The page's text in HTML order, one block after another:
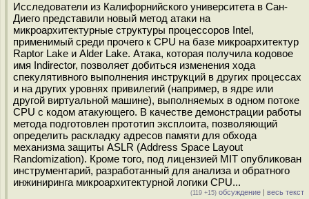
Исследователи из Калифорнийского университета в Сан-
Диего представили новый метод атаки на
микроархитектурные структуры процессоров Intel,
применимый среди прочего к CPU на базе микроархитектур
Raptor Lake и Alder Lake. Атака, которая получила кодовое
имя Indirector, позволяет добиться изменения хода
спекулятивного выполнения инструкций в других процессах
и на других уровнях привилегий (например, в ядре или
другой виртуальной машине), выполняемых в одном потоке
CPU с кодом атакующего. В качестве демонстрации работы
метода подготовлен прототип эксплоита, позволяющий
определить раскладку адресов памяти для обхода
механизма защиты ASLR (Address Space Layout
Randomization). Кроме того, под лицензией MIT опубликован
инструментарий, разработанный для анализа и обратного
инжиниринга микроархитектурной логики CPU...
(119 +15) обсуждение | весь текст